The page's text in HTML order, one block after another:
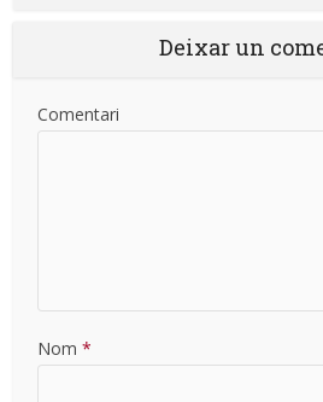
Deixar un
Comentari
Nom *